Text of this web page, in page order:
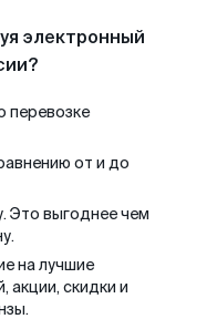
электронный
перевозке
от и до
Это выгоднее чем
на лучшие
акции, скидки и